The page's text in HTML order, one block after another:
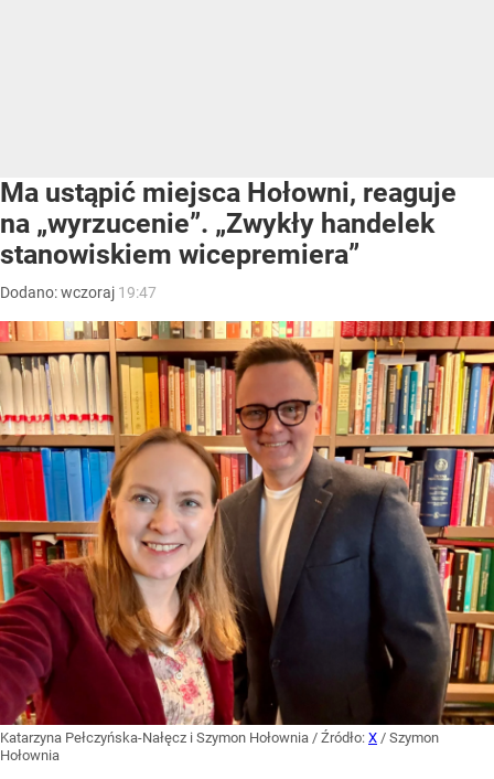
Ma ustąpić miejsca Hołowni, reaguje
na „wyrzucenie”. „Zwykły handelek
stanowiskiem wicepremiera”
Dodano:wczoraj 19:47
Katarzyna Pełczyńska-Nałęcz i Szymon Hołownia / Źródło: X / Szymon
Hołownia